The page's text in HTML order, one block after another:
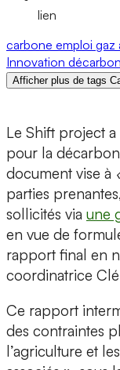
lien
carbone emploi gaz
Innovation
Afficher plus de tags
Le Shift project
pour la
document vise à
parties
sollicités via une
en vue de
rapport final en
coordinatrice
Ce rapport
des contraintes
l’agriculture et